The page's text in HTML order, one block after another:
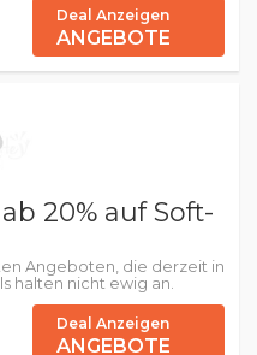
Deal Anzeigen
ANGEBOTE
20% auf Soft-
Angeboten, die derzeit in
halten nicht ewig an.
Deal Anzeigen
ANGEBOTE